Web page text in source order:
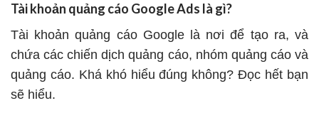
Tài khoản quảng cáo Google Ads là gì?
Tài khoản quảng cáo Google là nơi để tạo ra, và
chứa các chiến dịch quảng cáo, nhóm quảng cáo và
quảng cáo. Khá khó hiểu đúng không? Đọc hết bạn
sẽ hiểu.